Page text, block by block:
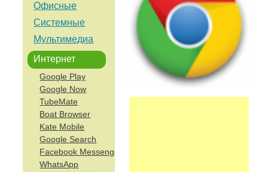
Офисные
Системные
Мультимедиа
Интернет
Google Play
Google Now
TubeMate
Boat Browser
Kate Mobile
Google Search
Facebook Messenger
WhatsApp